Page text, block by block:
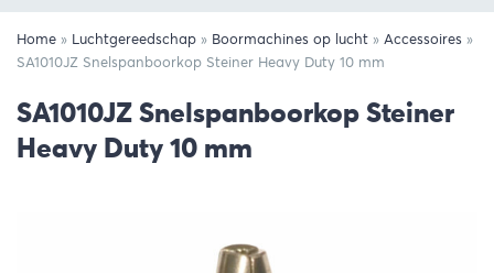
Home » Luchtgereedschap » Boormachines op lucht » Accessoires »
SA1010JZ Snelspanboorkop Steiner Heavy Duty 10 mm
SA1010JZ Snelspanboorkop Steiner
Heavy Duty 10 mm